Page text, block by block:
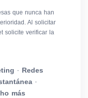
que nunca han
Al solicitar
solicite verificar la
· Redes
·
más